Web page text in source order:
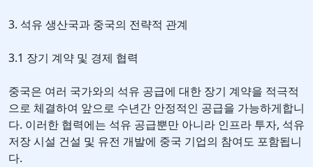
3. 석유 생산국과 중국의 전략적 관계
3.1 장기 계약 및 경제 협력
중국은 여러 국가와의 석유 공급에 대한 장기 계약을 적극적
으로 체결하여 앞으로 수년간 안정적인 공급을 가능하게합니
다. 이러한 협력에는 석유 공급뿐만 아니라 인프라 투자, 석유
저장 시설 건설 및 유전 개발에 중국 기업의 참여도 포함됩니
다.